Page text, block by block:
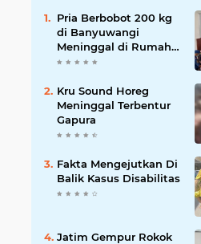
Pria Berbobot 200 kg
di Banyuwangi
Meninggal di Rumah
Sakit, Pemulangan
Basarnas
Kru Sound Horeg
Meninggal Terbentur
Gapura
Fakta Mengejutkan Di
Balik Kasus Disabilitas
Jatim Gempur Rokok